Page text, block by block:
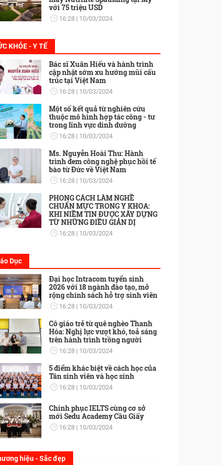
với 75 triệu USD
16:28 10/03/2024
KHỎE - Y TẾ
Bác sĩ Xuân Hiếu và hành trình
cập nhật sớm xu hướng mũi cấu
trúc tại Việt Nam
16:28 10/03/2024
Một số kết quả từ nghiên cứu
thuộc mô hình hợp tác công - tư
trong lĩnh vực dinh dưỡng
16:28 10/03/2024
Ms. Nguyễn Hoài Thu: Hành
trình đem công nghệ phục hồi tế
bào từ Đức về Việt Nam
16:28 10/03/2024
PHONG CÁCH LÀM NGHỀ
CHUẨN MỰC TRONG Y KHOA:
KHI NIỀM TIN ĐƯỢC XÂY DỰNG
TỪ NHỮNG ĐIỀU GIẢN DỊ
16:28 10/03/2024
Dục
Đại học Intracom tuyển sinh
2026 với 18 ngành đào tạo, mở
rộng chính sách hỗ trợ sinh viên
16:28 10/03/2024
Cô giáo trẻ từ quê nghèo Thanh
Hóa: Nghị lực vượt khó, toả sáng
trên hành trình trồng người
16:28 10/03/2024
5 điểm khác biệt về cách học của
Tân sinh viên và học sinh
16:28 10/03/2024
Chinh phục IELTS cùng cơ sở
mới Sedu Academy Cầu Giấy
16:28 10/03/2024
hiệu - Sắc đẹp